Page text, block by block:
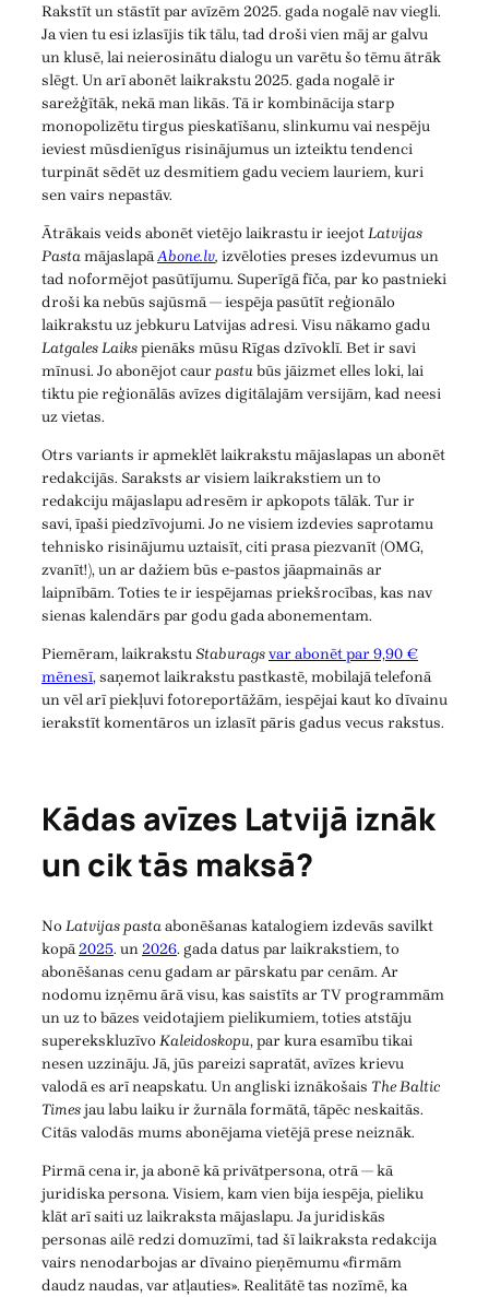
Rakstīt un stāstīt par avīzēm 2025. gada nogalē nav viegli.
Ja vien tu esi izlasījis tik tālu, tad droši vien māj ar galvu
un klusē, lai neierosinātu dialogu un varētu šo tēmu ātrāk
slēgt. Un arī abonēt laikrakstu 2025. gada nogalē ir
sarežģītāk, nekā man likās. Tā ir kombinācija starp
monopolizētu tirgus pieskatīšanu, slinkumu vai nespēju
ieviest mūsdienīgus risinājumus un izteiktu tendenci
turpināt sēdēt uz desmitiem gadu veciem lauriem, kuri
sen vairs nepastāv.
Ātrākais veids abonēt vietējo laikrastu ir ieejotLatvijas
PastamājaslapāAbone.lv, izvēloties preses izdevumus un
tad noformējot pasūtījumu. Superīgā fīča, par ko pastnieki
droši ka nebūs sajūsmā — iespēja pasūtīt reģionālo
laikrakstu uz jebkuru Latvijas adresi. Visu nākamo gadu
Latgales Laikspienāks mūsu Rīgas dzīvoklī. Bet ir savi
mīnusi. Jo abonējot caurpastubūs jāizmet elles loki, lai
tiktu pie reģionālās avīzes digitālajām versijām, kad neesi
uz vietas.
Otrs variants ir apmeklēt laikrakstu mājaslapas un abonēt
redakcijās. Saraksts ar visiem laikrakstiem un to
redakciju mājaslapu adresēm ir apkopots tālāk. Tur ir
savi, īpaši piedzīvojumi. Jo ne visiem izdevies saprotamu
tehnisko risinājumu uztaisīt, citi prasa piezvanīt (OMG,
zvanīt!), un ar dažiem būs e-pastos jāapmainās ar
laipnībām. Toties te ir iespējamas priekšrocības, kas nav
sienas kalendārs par godu gada abonementam.
Piemēram, laikrakstuStaburagsvar abonēt par 9,90 €
mēnesī, saņemot laikrakstu pastkastē, mobilajā telefonā
un vēl arī piekļuvi fotoreportāžām, iespējai kaut ko dīvainu
ierakstīt komentāros un izlasīt pāris gadus vecus rakstus.
Kādas avīzes Latvijā iznāk
un cik tās maksā?
NoLatvijas pastaabonēšanas katalogiem izdevās savilkt
kopā2025. un2026. gada datus par laikrakstiem, to
abonēšanas cenu gadam ar pārskatu par cenām. Ar
nodomu izņēmu ārā visu, kas saistīts ar TV programmām
un uz to bāzes veidotajiem pielikumiem, toties atstāju
superekskluzīvoKaleidoskopu, par kura esamību tikai
nesen uzzināju. Jā, jūs pareizi sapratāt, avīzes krievu
valodā es arī neapskatu. Un angliski iznākošais The Baltic
Timesjau labu laiku ir žurnāla formātā, tāpēc neskaitās.
Citās valodās mums abonējama vietējā prese neiznāk.
Pirmā cena ir, ja abonē kā privātpersona, otrā — kā
juridiska persona. Visiem, kam vien bija iespēja, pieliku
klāt arī saiti uz laikraksta mājaslapu. Ja juridiskās
personas ailē redzi domuzīmi, tad šī laikraksta redakcija
vairs nenodarbojas ar dīvaino pieņēmumu «firmām
daudz naudas, var atļauties». Realitātē tas nozīmē, ka